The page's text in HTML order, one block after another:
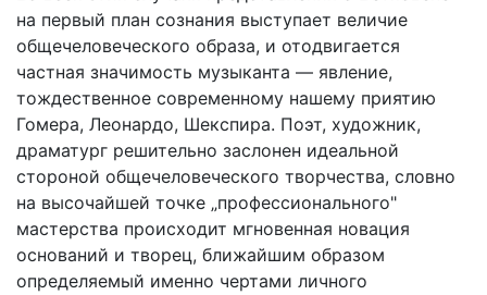
на первый план сознания выступает величие
общечеловеческого образа, и отодвигается
частная значимость музыканта — явление,
тождественное современному нашему приятию
Гомера, Леонардо, Шекспира. Поэт, художник,
драматург решительно заслонен идеальной
стороной общечеловеческого творчества, словно
на высочайшей точке „профессионального"
мастерства происходит мгновенная новация
оснований и творец, ближайшим образом
определяемый именно чертами личного